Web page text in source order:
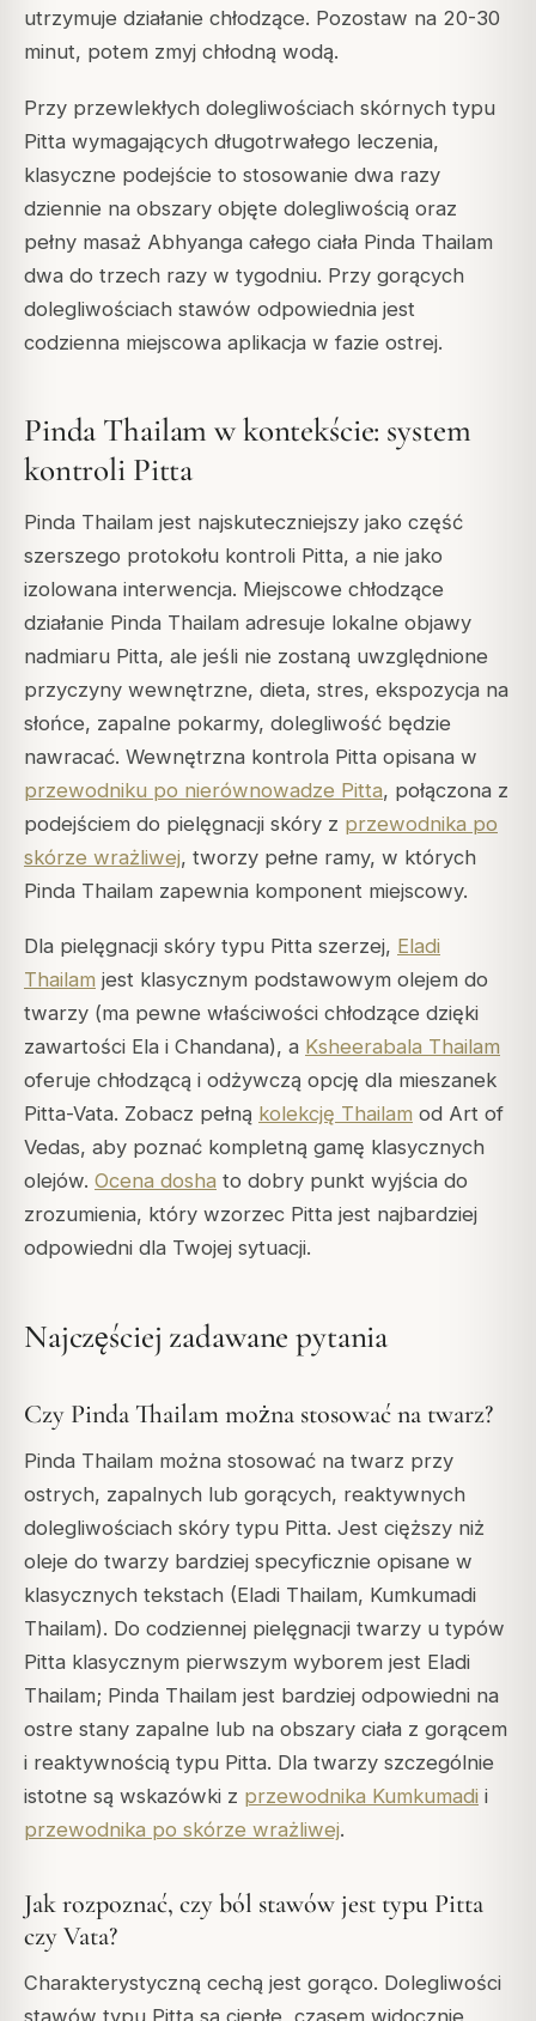
utrzymuje działanie chłodzące. Pozostaw na 20-30
minut, potem zmyj chłodną wodą.
Przy przewlekłych dolegliwościach skórnych typu
Pitta wymagających długotrwałego leczenia,
klasyczne podejście to stosowanie dwa razy
dziennie na obszary objęte dolegliwością oraz
pełny masaż Abhyanga całego ciała Pinda Thailam
dwa do trzech razy w tygodniu. Przy gorących
dolegliwościach stawów odpowiednia jest
codzienna miejscowa aplikacja w fazie ostrej.
Pinda Thailam w kontekście: system
kontroli Pitta
Pinda Thailam jest najskuteczniejszy jako część
szerszego protokołu kontroli Pitta, a nie jako
izolowana interwencja. Miejscowe chłodzące
działanie Pinda Thailam adresuje lokalne objawy
nadmiaru Pitta, ale jeśli nie zostaną uwzględnione
przyczyny wewnętrzne, dieta, stres, ekspozycja na
słońce, zapalne pokarmy, dolegliwość będzie
nawracać. Wewnętrzna kontrola Pitta opisana w
przewodniku po nierównowadze Pitta, połączona z
podejściem do pielęgnacji skóry z przewodnika po
skórze wrażliwej, tworzy pełne ramy, w których
Pinda Thailam zapewnia komponent miejscowy.
Dla pielęgnacji skóry typu Pitta szerzej, Eladi
Thailam jest klasycznym podstawowym olejem do
twarzy (ma pewne właściwości chłodzące dzięki
zawartości Ela i Chandana), a Ksheerabala Thailam
oferuje chłodzącą i odżywczą opcję dla mieszanek
Pitta-Vata. Zobacz pełną kolekcję Thailam od Art of
Vedas, aby poznać kompletną gamę klasycznych
olejów. Ocena dosha to dobry punkt wyjścia do
zrozumienia, który wzorzec Pitta jest najbardziej
odpowiedni dla Twojej sytuacji.
Najczęściej zadawane pytania
Czy Pinda Thailam można stosować na twarz?
Pinda Thailam można stosować na twarz przy
ostrych, zapalnych lub gorących, reaktywnych
dolegliwościach skóry typu Pitta. Jest cięższy niż
oleje do twarzy bardziej specyficznie opisane w
klasycznych tekstach (Eladi Thailam, Kumkumadi
Thailam). Do codziennej pielęgnacji twarzy u typów
Pitta klasycznym pierwszym wyborem jest Eladi
Thailam; Pinda Thailam jest bardziej odpowiedni na
ostre stany zapalne lub na obszary ciała z gorącem
i reaktywnością typu Pitta. Dla twarzy szczególnie
istotne są wskazówki z przewodnika Kumkumadi i
przewodnika po skórze wrażliwej.
Jak rozpoznać, czy ból stawów jest typu Pitta
czy Vata?
Charakterystyczną cechą jest gorąco. Dolegliwości
stawów typu Pitta są ciepłe, czasem widocznie